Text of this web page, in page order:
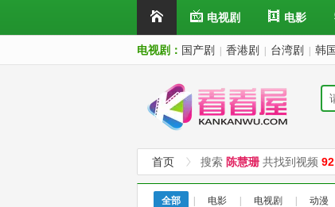
电视剧 电影
电视剧： 国产剧 香港剧 台湾剧 韩
首页 搜索 陈慧珊 共找到视频 92
全部 电影 电视剧 动漫